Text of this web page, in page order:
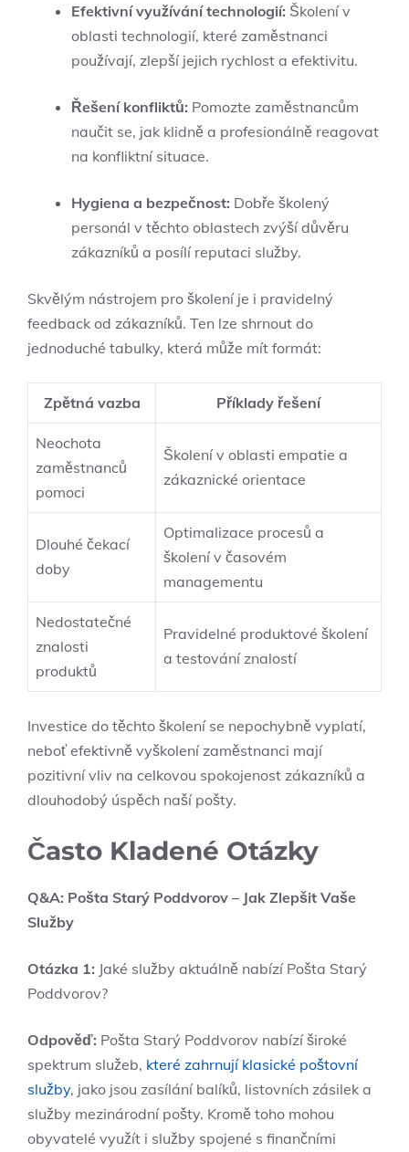
Efektivní využívání technologií: Školení v
oblasti technologií, které zaměstnanci
používají, zlepší jejich rychlost a efektivitu.
Řešení konfliktů: Pomozte zaměstnancům
naučit se, jak klidně a profesionálně reagovat
na konfliktní situace.
Hygiena a bezpečnost: Dobře školený
personál v těchto oblastech zvýší důvěru
zákazníků a posílí reputaci služby.
Skvělým nástrojem pro školení je i pravidelný
feedback od zákazníků. Ten lze shrnout do
jednoduché tabulky, která může mít formát:
Zpětná vazba Příklady řešení
Neochota
zaměstnanců
pomoci
Školení v oblasti empatie a
zákaznické orientace
Dlouhé čekací
doby
Optimalizace procesů a
školení v časovém
managementu
Nedostatečné
znalosti
produktů
Pravidelné produktové školení
a testování znalostí
Investice do těchto školení se nepochybně vyplatí,
neboť efektivně vyškolení zaměstnanci mají
pozitivní vliv na celkovou spokojenost zákazníků a
dlouhodobý úspěch naší pošty.
Často Kladené Otázky
Q&A: Pošta Starý Poddvorov – Jak Zlepšit Vaše
Služby
Otázka 1: Jaké služby aktuálně nabízí Pošta Starý
Poddvorov?
Odpověď: Pošta Starý Poddvorov nabízí široké
spektrum služeb, které zahrnují klasické poštovní
služby, jako jsou zasílání balíků, listovních zásilek a
služby mezinárodní pošty. Kromě toho mohou
obyvatelé využít i služby spojené s finančními